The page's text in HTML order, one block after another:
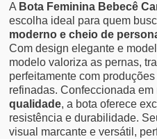
A Bota Feminina Bebecê
escolha ideal para quem
moderno e cheio de
Com design elegante e
modelo valoriza as pernas,
perfeitamente com
refinadas.Confeccionada em
qualidade, a bota oferece
resistência e durabilidade.
visual marcante e versátil,